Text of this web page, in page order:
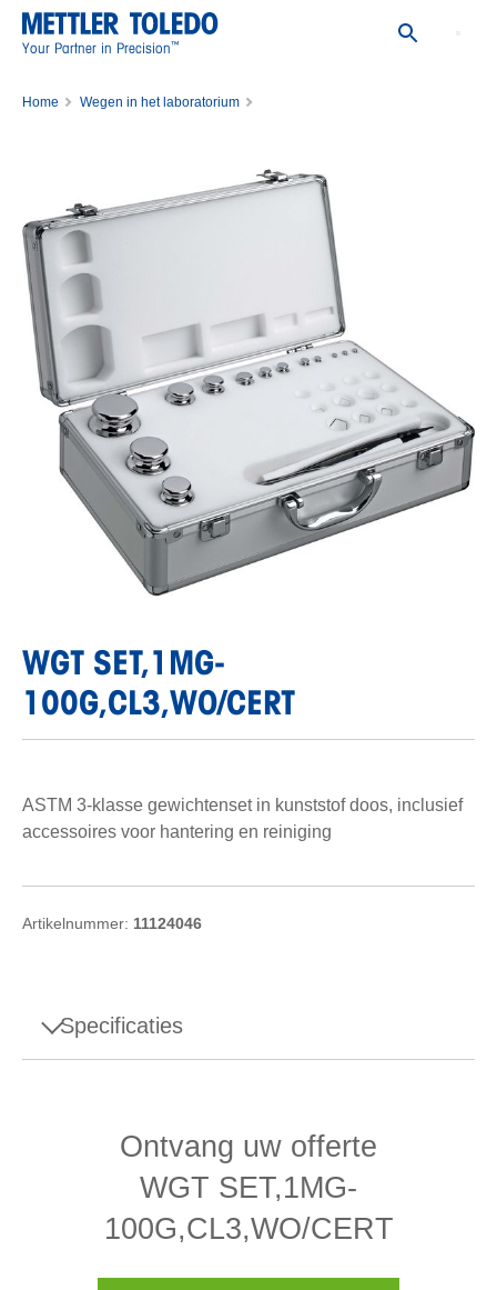
Your Partner in Precision™
Home
Wegen in het laboratorium
WGT SET,1MG-
100G,CL3,WO/CERT
ASTM 3-klasse gewichtenset in kunststof doos, inclusief
accessoires voor hantering en reiniging
Artikelnummer: 11124046
Specificaties
Dichtheid ρ 7950 (± 140) kg/m³
Ontvang uw offerte
WGT SET,1MG-
100G,CL3,WO/CERT